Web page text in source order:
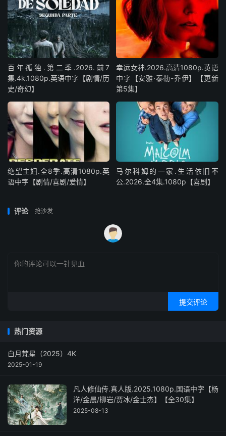
百年孤独.第二季.2026.前7
集.4k.1080p.英语中字【剧情/历
史/奇幻】
幸运女神.2026.高清1080p.英语
中字【安雅·泰勒-乔伊】【更新
第5集】
绝望主妇.全8季.高清1080p.英
语中字【剧情/喜剧/爱情】
马尔科姆的一家.生活依旧不
公.2026.全4集.1080p【喜剧】
评论 抢沙发
提交评论
热门资源
白月梵星（2025）4K
2025-01-19
凡人修仙传.真人版.2025.1080p.国语中字【杨
洋/金晨/柳岩/贾冰/金士杰】【全30集】
2025-08-13